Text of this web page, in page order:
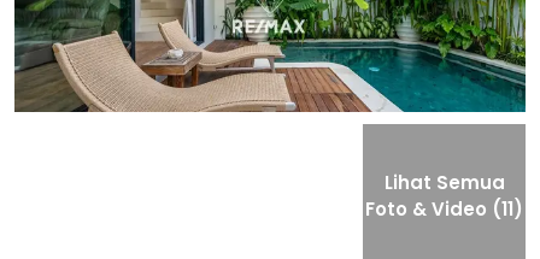
Lihat Semua
Foto & Video (11)